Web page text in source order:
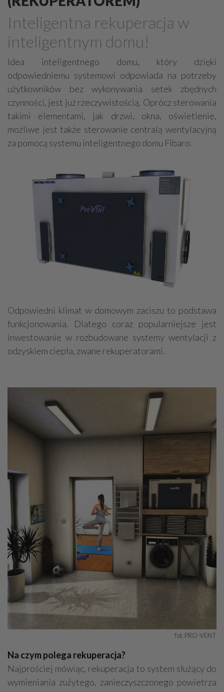
Grzejniki
Hydraulika
Energetyczne instalacje, urządzenia
Materiały hydrauliczne
Przeciwpożarowa ochrona, zabezpieczenia
Elektroinstalatorstwo
Systemy energooszczędne
Systemy nawilżania powietrza
Systemy odwodnień
Elektryczne materiały
Przemysłowe instalacje
Alarmowe systemy, monitoring
Hydrotechnika
Kable, przewody
Odkurzacze centralne
Inteligentna rekuperacja w
inteligentnym domu!
Idea inteligentnego domu, który dzięki
odpowiedniemu systemowi odpowiada na potrzeby
użytkowników bez wykonywania setek zbędnych
czynności, jest już rzeczywistością. Oprócz sterowania
takimi elementami, jak drzwi, okna, oświetlenie,
możliwe jest także sterowanie centralą wentylacyjną
za pomocą systemu inteligentnego domu Fibaro.
Odpowiedni klimat w domowym zaciszu to podstawa
funkcjonowania. Dlatego coraz popularniejsze jest
inwestowanie w rozbudowane systemy wentylacji z
odzyskiem ciepła, zwane rekuperatorami.
fot. PRO-VENT
Na czym polega rekuperacja?
Najprościej mówiąc, rekuperacja to system służący do
wymieniania zużytego, zanieczyszczonego powietrza